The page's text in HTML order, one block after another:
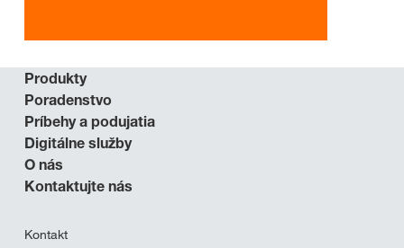
Produkty
Poradenstvo
Príbehy a podujatia
Digitálne služby
O nás
Kontaktujte nás
Kontakt